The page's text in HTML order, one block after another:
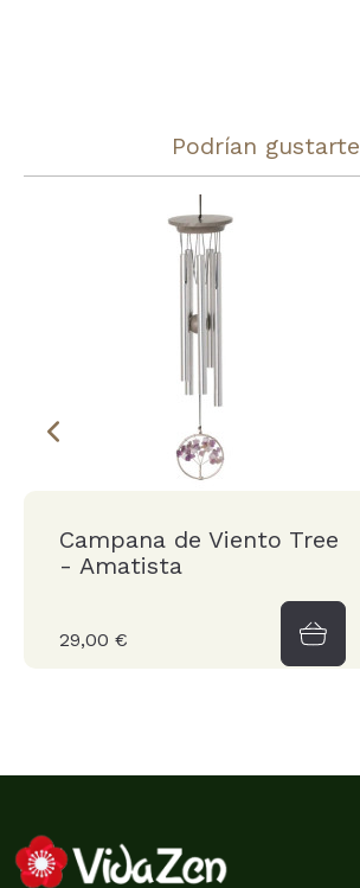
Podrían gustarte
Campana de Viento Tree
- Amatista
29,00 €